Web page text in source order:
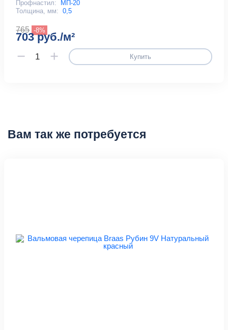
Профнастил:
МП-20
Толщина, мм: 0,5
765 -8%
703 руб./м²
Купить
Вам так же потребуется